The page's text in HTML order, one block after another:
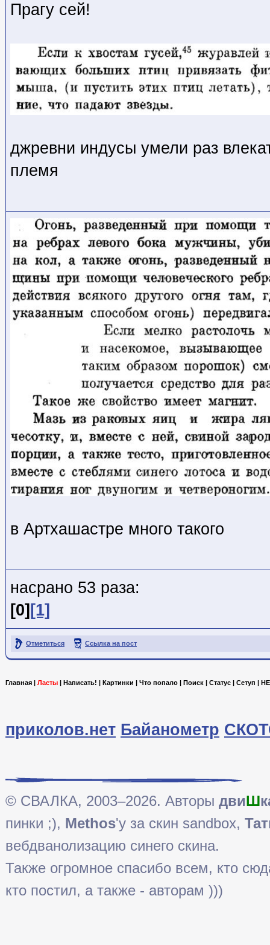
Прагу сей!
джревни индусы умели раз
племя
в Артхашастре много такого
насрано 53 раза:
[0] [1]
Отметиться Ссылка на пост
Главная Ласты Написать! Картинки Что попало Поиск Статус Сетуп
приколов.нет Байанометр
© СВАЛКА, 2003–2026. Авторы двиШ
пинки ;), Methos'у за скин sandbox,
вебдванолизацию синего скина.
Также огромное спасибо всем, кто
кто постил, а также - авторам )))